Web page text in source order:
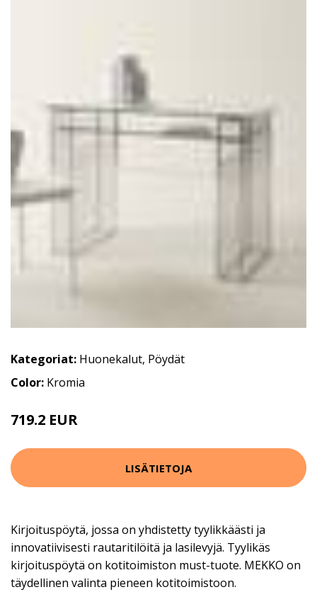
Kategoriat: Huonekalut, Pöydät
Color: Kromia
719.2 EUR
LISÄTIETOJA
Kirjoituspöytä, jossa on yhdistetty tyylikkäästi ja
innovatiivisesti rautaritilöitä ja lasilevyjä. Tyylikäs
kirjoituspöytä on kotitoimiston must-tuote. MEKKO on
täydellinen valinta pieneen kotitoimistoon.